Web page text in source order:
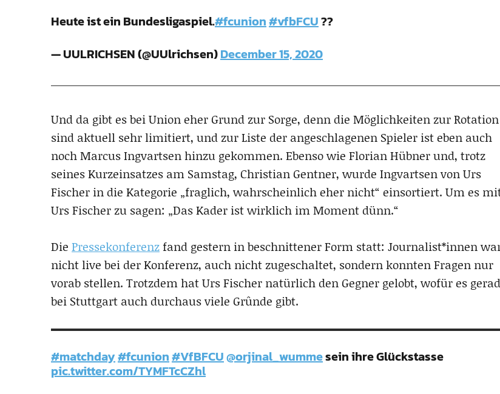
Heute ist ein Bundesligaspiel.#fcunion#vfbFCU??
— UULRICHSEN (@UUlrichsen)December 15, 2020
Und da gibt es bei Union eher Grund zur Sorge, denn die Möglichkeiten zur Rotation
sind aktuell sehr limitiert, und zur Liste der angeschlagenen Spieler ist eben auch
noch Marcus Ingvartsen hinzu gekommen. Ebenso wie Florian Hübner und, trotz
seines Kurzeinsatzes am Samstag, Christian Gentner, wurde Ingvartsen von Urs
Fischer in die Kategorie „fraglich, wahrscheinlich eher nicht“ einsortiert. Um es
Urs Fischer zu sagen: „Das Kader ist wirklich im Moment dünn.“
Die Pressekonferenz fand gestern in beschnittener Form statt: Journalist*innen
nicht live bei der Konferenz, auch nicht zugeschaltet, sondern konnten Fragen nur
vorab stellen. Trotzdem hat Urs Fischer natürlich den Gegner gelobt, wofür es
bei Stuttgart auch durchaus viele Grûnde gibt.
#matchday#fcunion#VfBFCU@orjinal_wummesein ihre Glückstasse
pic.twitter.com/TYMFTcCZhl